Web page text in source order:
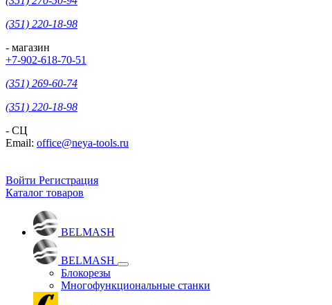
(351) 220-18-98
- магазин
+7-902-618-70-51
(351) 269-60-74
(351) 220-18-98
- СЦ
Email: office@neya-tools.ru
Войти Регистрация
Каталог товаров
BELMASH
BELMASH
Блокорезы
Многофункциональные станки